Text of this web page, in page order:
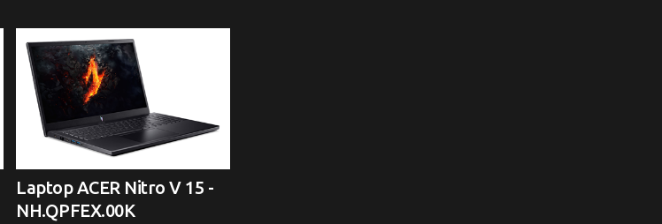
Laptop ACER Nitro V 15 -
NH.QPFEX.00K